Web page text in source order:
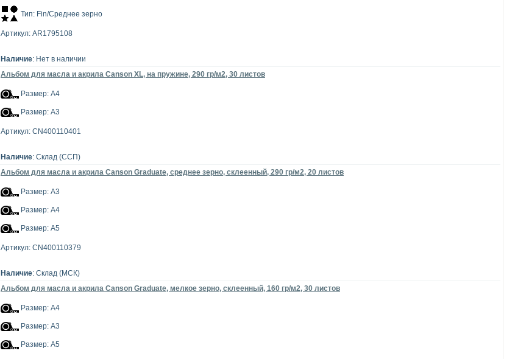
Тип: Fin/Среднее зерно
Артикул: AR1795108
Наличие: Нет в наличии
Альбом для масла и акрила Canson XL, на пружине, 290 гр/м2, 30 листов
Размер: А4
Размер: А3
Артикул: CN400110401
Наличие: Склад (ССП)
Альбом для масла и акрила Canson Graduate, среднее зерно, склеенный, 290 гр/м2, 20 листов
Размер: А3
Размер: А4
Размер: А5
Артикул: CN400110379
Наличие: Склад (МСК)
Альбом для масла и акрила Canson Graduate, мелкое зерно, склеенный, 160 гр/м2, 30 листов
Размер: А4
Размер: А3
Размер: А5